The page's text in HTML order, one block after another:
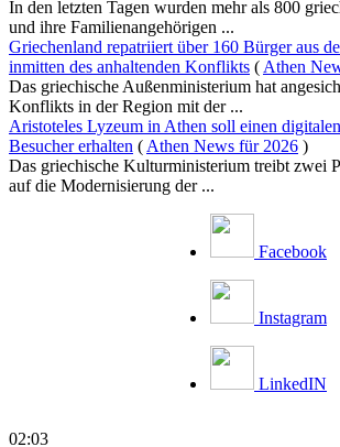
In den letzten Tagen wurden mehr als 800
und ihre Familienangehörigen ...
Griechenland repatriiert über 160 Bürger aus
inmitten des anhaltenden Konflikts ( Athen
Das griechische Außenministerium hat
Konflikts in der Region mit der ...
Aristoteles Lyzeum in Athen soll einen
Besucher erhalten ( Athen News für 2026 )
Das griechische Kulturministerium treibt zwei
auf die Modernisierung der ...
Facebook
Instagram
LinkedIN
02:03